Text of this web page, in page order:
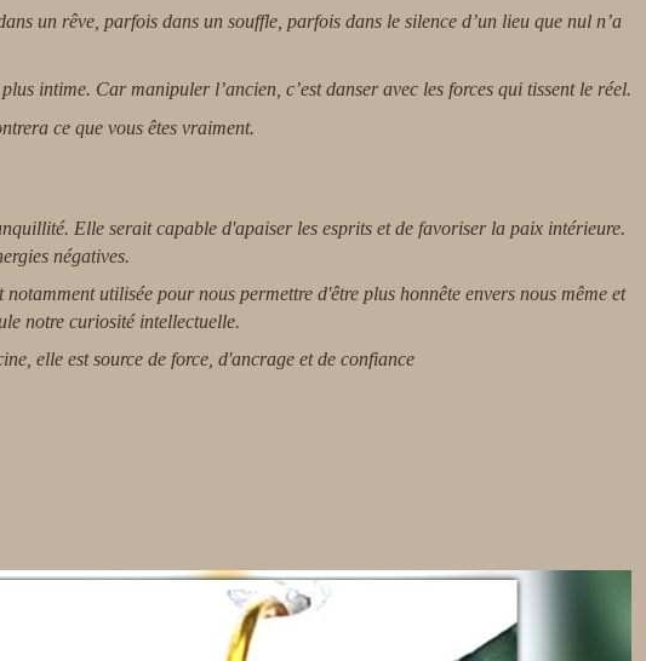
un rêve, parfois dans un souffle, parfois dans le silence d’un lieu que nul n’a
intime. Car manipuler l’ancien, c’est danser avec les forces qui tissent le réel.
ce que vous êtes vraiment.
Elle serait capable d'apaiser les esprits et de favoriser la paix intérieure.
négatives.
utilisée pour nous permettre d'être plus honnête envers nous même et
notre curiosité intellectuelle.
elle est source de force, d'ancrage et de confiance